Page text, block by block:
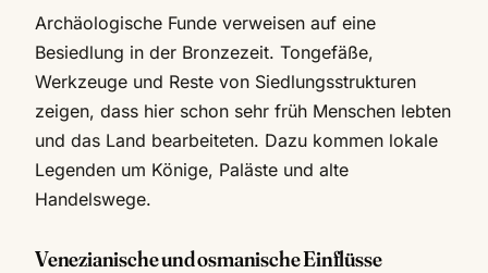
Archäologische Funde verweisen auf eine
Besiedlung in der Bronzezeit. Tongefäße,
Werkzeuge und Reste von Siedlungsstrukturen
zeigen, dass hier schon sehr früh Menschen lebten
und das Land bearbeiteten. Dazu kommen lokale
Legenden um Könige, Paläste und alte
Handelswege.
Venezianische und osmanische Einflüsse